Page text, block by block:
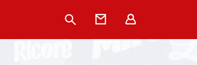
Rechercher
Contact